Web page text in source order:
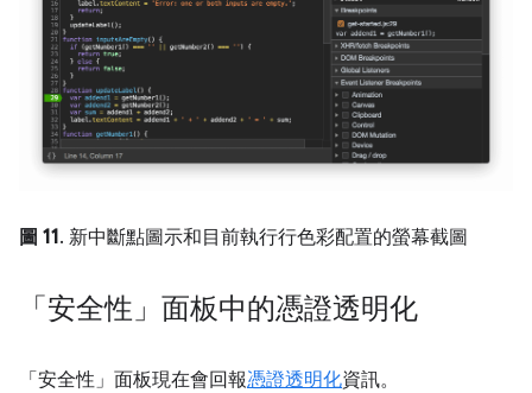
圖 11. 新中斷點圖示和目前執行行色彩配置的螢幕截圖
「安全性」面板中的憑證透明化
「安全性」 面板現在會回報憑證透明化資訊。